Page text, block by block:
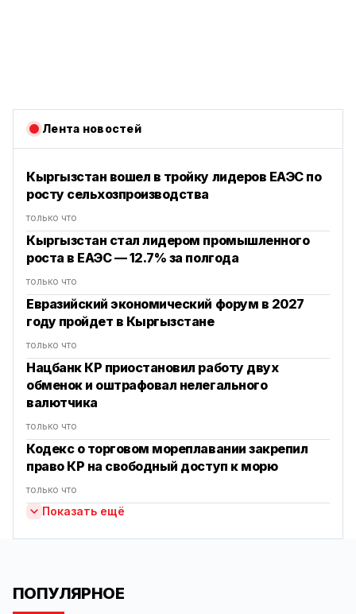
Лента новостей
Кыргызстан вошел в тройку лидеров ЕАЭС по
росту сельхозпроизводства
только что
Кыргызстан стал лидером промышленного
роста в ЕАЭС — 12.7% за полгода
только что
Евразийский экономический форум в 2027
году пройдет в Кыргызстане
только что
Нацбанк КР приостановил работу двух
обменок и оштрафовал нелегального
валютчика
только что
Кодекс о торговом мореплавании закрепил
право КР на свободный доступ к морю
только что
Показать ещё
ПОПУЛЯРНОЕ